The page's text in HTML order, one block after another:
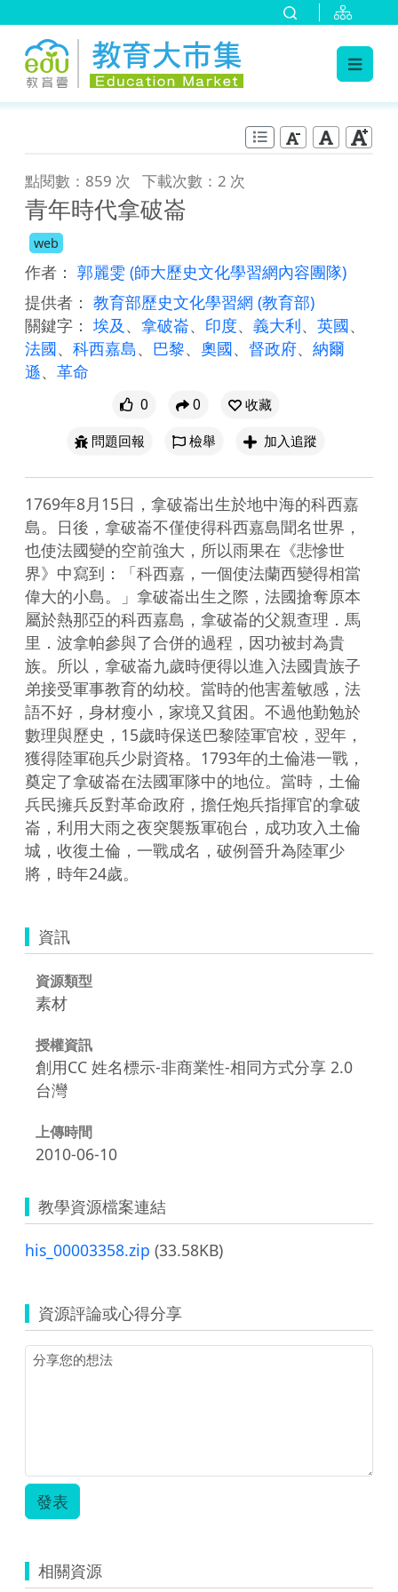
點閱數：859 次 下載次數：2 次
青年時代拿破崙
web
作者： 郭麗雯 (師大歷史文化學習網內容團隊)
提供者： 教育部歷史文化學習網 (教育部)
關鍵字： 埃及 、 拿破崙、 印度、 義大利、 英國、
法國、 科西嘉島、 巴黎、 奧國、 督政府、 納爾
遜、 革命
0 0
收藏
問題回報
檢舉 加入追蹤
1769年8月15日，拿破崙出生於地中海的科西嘉
島。日後，拿破崙不僅使得科西嘉島聞名世界，
也使法國變的空前強大，所以雨果在《悲慘世
界》中寫到：「科西嘉，一個使法蘭西變得相當
偉大的小島。」拿破崙出生之際，法國搶奪原本
屬於熱那亞的科西嘉島，拿破崙的父親查理．馬
里．波拿帕參與了合併的過程，因功被封為貴
族。所以，拿破崙九歲時便得以進入法國貴族子
弟接受軍事教育的幼校。當時的他害羞敏感，法
語不好，身材瘦小，家境又貧困。不過他勤勉於
數理與歷史，15歲時保送巴黎陸軍官校，翌年，
獲得陸軍砲兵少尉資格。1793年的土倫港一戰，
奠定了拿破崙在法國軍隊中的地位。當時，土倫
兵民擁兵反對革命政府，擔任炮兵指揮官的拿破
崙，利用大雨之夜突襲叛軍砲台，成功攻入土倫
城，收復土倫，一戰成名，破例晉升為陸軍少
將，時年24歲。
資訊
資源類型
素材
授權資訊
創用CC 姓名標示-非商業性-相同方式分享 2.0
台灣
上傳時間
2010-06-10
教學資源檔案連結
his_00003358.zip (33.58KB)
資源評論或心得分享
發表
相關資源